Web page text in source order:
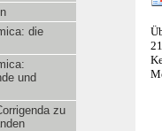
die
und
zu